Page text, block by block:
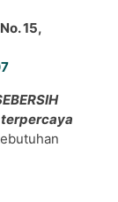
15,